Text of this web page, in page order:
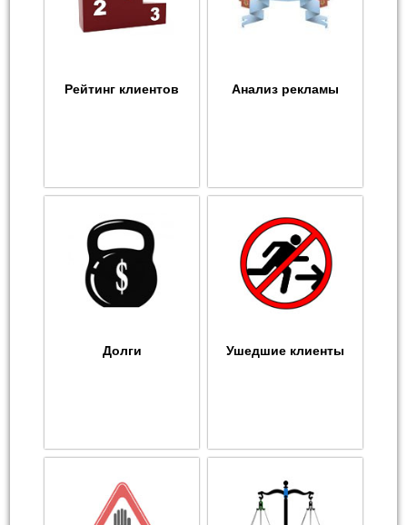
Рейтинг клиентов Анализ рекламы
Долги Ушедшие клиенты